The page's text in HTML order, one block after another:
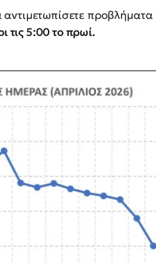
αντιμετωπίσετε προβλήματα
τις 5:00 το πρωί.